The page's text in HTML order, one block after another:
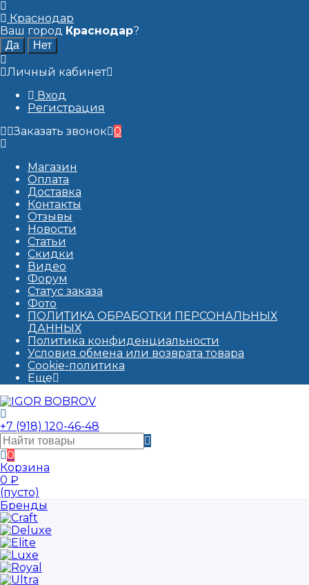
Краснодар
Ваш город Краснодар?
Личный кабинет
Вход
Регистрация
Заказать звонок
0
Магазин
Оплата
Доставка
Контакты
Отзывы
Новости
Статьи
Скидки
Видео
Форум
Статус заказа
Фото
ПОЛИТИКА ОБРАБОТКИ ПЕРСОНАЛЬНЫХ
ДАННЫХ​
Политика конфиденциальности
Условия обмена или возврата товара
Cookie-политика
Еще
+7 (918) 120-46-48
0
Корзина
0 ₽
(пусто)
Бренды